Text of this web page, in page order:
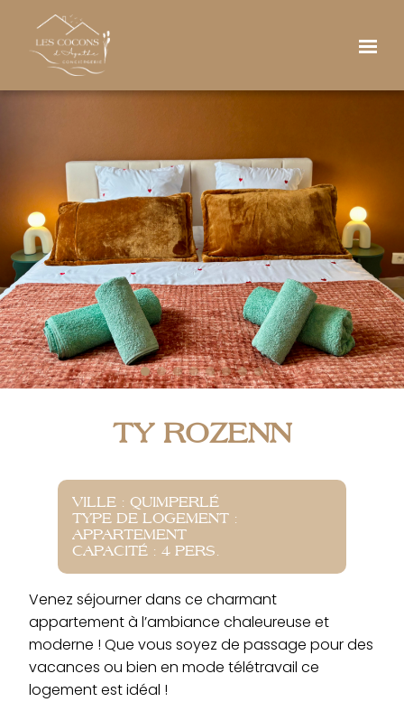
TY ROZENN
VILLE : QUIMPERLÉ
TYPE DE LOGEMENT :
APPARTEMENT
CAPACITÉ : 4 PERS.
Venez séjourner dans ce charmant
appartement à l’ambiance chaleureuse et
moderne ! Que vous soyez de passage pour des
vacances ou bien en mode télétravail ce
logement est idéal !